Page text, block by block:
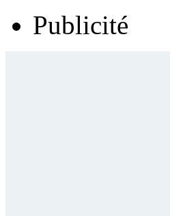
Publicité